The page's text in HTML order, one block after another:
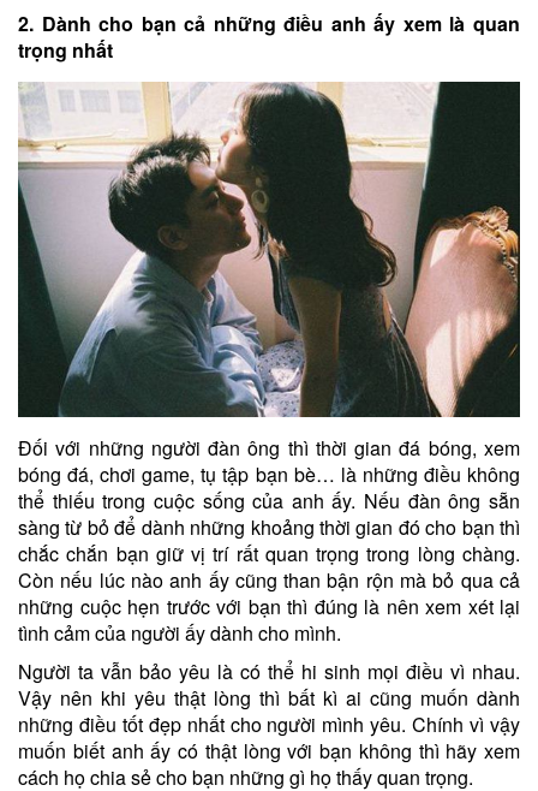
2. Dành cho bạn cả những điều anh ấy xem là quan
trọng nhất
Đối với những người đàn ông thì thời gian đá bóng, xem
bóng đá, chơi game, tụ tập bạn bè… là những điều không
thể thiếu trong cuộc sống của anh ấy. Nếu đàn ông sẵn
sàng từ bỏ để dành những khoảng thời gian đó cho bạn thì
chắc chắn bạn giữ vị trí rất quan trọng trong lòng chàng.
Còn nếu lúc nào anh ấy cũng than bận rộn mà bỏ qua cả
những cuộc hẹn trước với bạn thì đúng là nên xem xét lại
tình cảm của người ấy dành cho mình.
Người ta vẫn bảo yêu là có thể hi sinh mọi điều vì nhau.
Vậy nên khi yêu thật lòng thì bất kì ai cũng muốn dành
những điều tốt đẹp nhất cho người mình yêu. Chính vì vậy
muốn biết anh ấy có thật lòng với bạn không thì hãy xem
cách họ chia sẻ cho bạn những gì họ thấy quan trọng.